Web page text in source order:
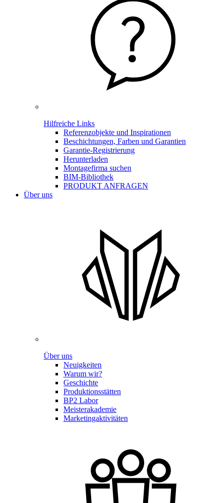
Hilfreiche Links
Referenzobjekte und Inspirationen
Beschichtungen, Farben und Garantien
Garantie-Registrierung
Herunterladen
Montagefirma suchen
BIM-Bibliothek
PRODUKT ANFRAGEN
Über uns
Über uns
Neuigkeiten
Warum wir?
Geschichte
Produktionsstätten
BP2 Labor
Meisterakademie
Marketingaktivitäten